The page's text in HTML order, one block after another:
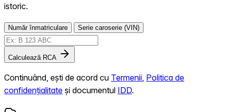
istoric.
Număr înmatriculare Serie caroserie (VIN)
Calculează RCA
Continuând, ești de acord cu Termenii Politica de
confidențialitate și documentul IDD.